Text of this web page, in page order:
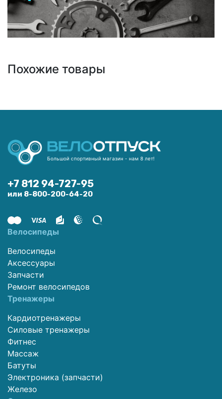
Похожие товары
Большой спортивный магазин - нам 8 лет!
+7 812 94-727-95
или 8-800-200-64-20
Велосипеды
Велосипеды
Аксессуары
Запчасти
Ремонт велосипедов
Тренажеры
Кардиотренажеры
Силовые тренажеры
Фитнес
Массаж
Батуты
Электроника (запчасти)
Железо